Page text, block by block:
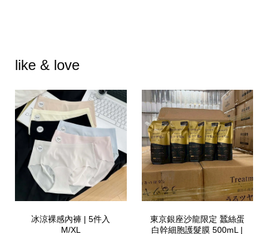
like & love
冰涼裸感內褲 | 5件入
M/XL
東京銀座沙龍限定 蠶絲蛋
白幹細胞護髮膜 500mL |